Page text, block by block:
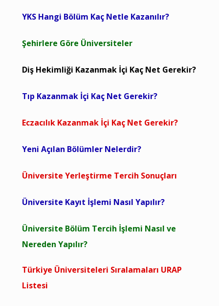
YKS Hangi Bölüm Kaç Netle Kazanılır?
Şehirlere Göre Üniversiteler
Diş Hekimliği Kazanmak İçi Kaç Net Gerekir?
Tıp Kazanmak İçi Kaç Net Gerekir?
Eczacılık Kazanmak İçi Kaç Net Gerekir?
Yeni Açılan Bölümler Nelerdir?
Üniversite Yerleştirme Tercih Sonuçları
Üniversite Kayıt İşlemi Nasıl Yapılır?
Üniversite Bölüm Tercih İşlemi Nasıl ve
Nereden Yapılır?
Türkiye Üniversiteleri Sıralamaları URAP
Listesi